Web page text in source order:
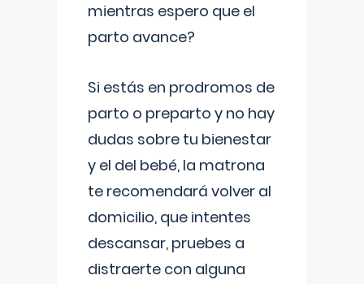
mientras espero que el
parto avance?
Si estás en prodromos de
parto o preparto y no hay
dudas sobre tu bienestar
y el del bebé, la matrona
te recomendará volver al
domicilio, que intentes
descansar, pruebes a
distraerte con alguna